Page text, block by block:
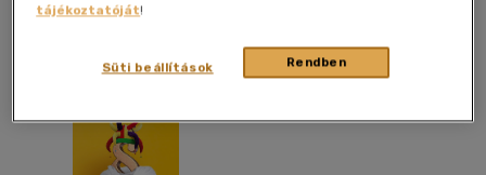
20 db / oldal
Alkalmaz
tájékoztatóját!
Rendben
Süti beállítások